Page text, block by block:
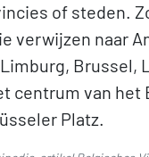
of steden.
verwijzen naar
Brussel,
centrum van het
Platz.